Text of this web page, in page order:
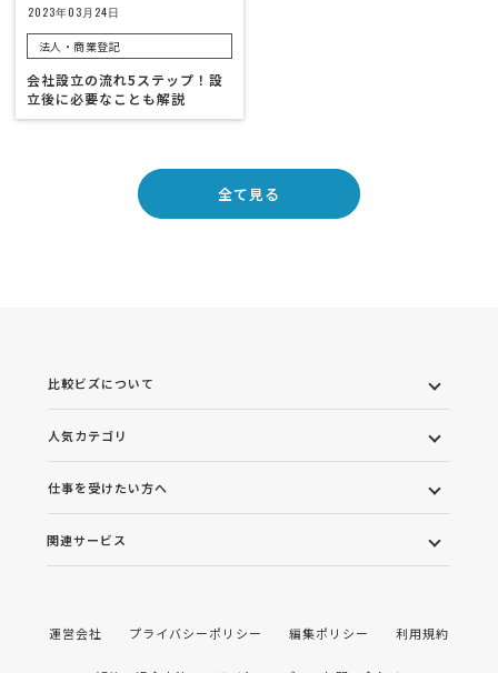
2023年03月24日
法人・商業登記
会社設立の流れ5ステップ！設
立後に必要なことも解説
全て見る
比較ビズについて
人気カテゴリ
仕事を受けたい方へ
関連サービス
運営会社 プライバシーポリシー 編集ポリシー 利用規約